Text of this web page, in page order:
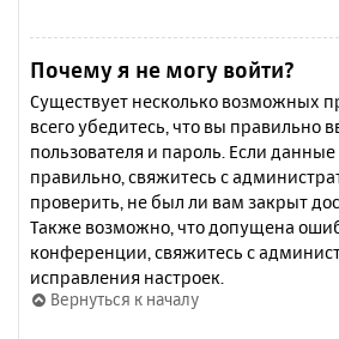
Почему я не могу войти?
Существует несколько возможных
всего убедитесь, что вы правильно
пользователя и пароль. Если
правильно, свяжитесь с
проверить, не был ли вам закрыт
Также возможно, что допущена
конференции, свяжитесь с
исправления настроек.
Вернуться к началу